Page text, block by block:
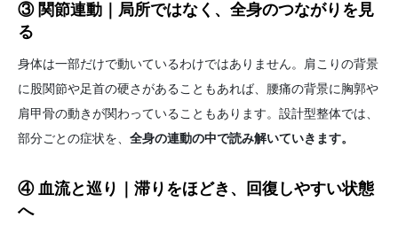
③ 関節連動｜局所ではなく、全身のつながりを見
る
身体は一部だけで動いているわけではありません。肩こりの背景
に股関節や足首の硬さがあることもあれば、腰痛の背景に胸郭や
肩甲骨の動きが関わっていることもあります。設計型整体では、
部分ごとの症状を、 全身の連動の中で読み解いていきます。
④ 血流と巡り｜滞りをほどき、回復しやすい状態
へ